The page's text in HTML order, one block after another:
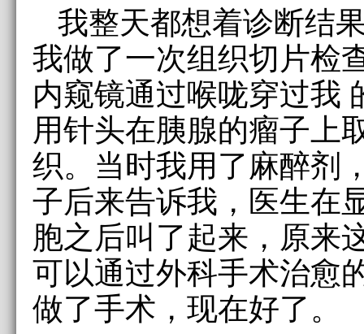
我整天都想着诊断结
我做了一次组织切片检
内窥镜通过喉咙穿过我
用针头在胰腺的瘤子上
织。当时我用了麻醉剂
子后来告诉我，医生在
胞之后叫了起来，原来
可以通过外科手术治愈
做了手术，现在好了。